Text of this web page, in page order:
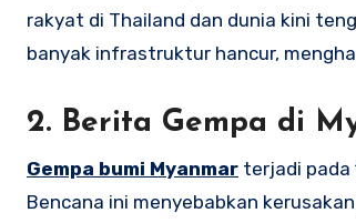
rakyat di Thailand dan dunia kini
banyak infrastruktur hancur,
2. Berita Gempa di
Gempa bumi Myanmar terjadi pada
Bencana ini menyebabkan